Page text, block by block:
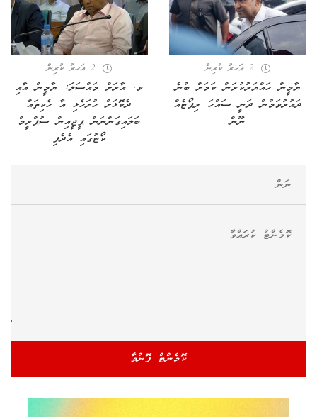
2 އަހރު ކުރިން
ޔާމީން ހައްޔަރުކުރަން ކަމަށް ބުނެ
ދައުރުވަމުން ދަނީ ސައްހަ ރިޕޯޓެއް
ނޫން
2 އަހރު ކުރިން
ވ. އާރަށް މައްސަލަ: ޔާމީން އާއި
ދެކޮޅަށް ހުށަހެޅި އާ ހެކިތައް
ބަލައިގަންނަން ޕީޖީއިން ސުޕްރީމް
ކޯޓުގައި އެދެފި